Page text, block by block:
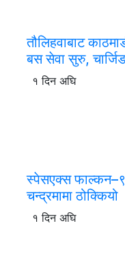
तौलिहवाबाट
बस सेवा सुरु,
१ दिन अघि
स्पेसएक्स फाल्कन–९
चन्द्रमामा ठोक्कियो
१ दिन अघि